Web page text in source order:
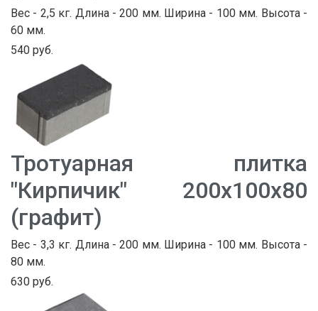
Вес - 2,5 кг. Длина - 200 мм. Ширина - 100 мм. Высота -
60 мм.
540 руб.
Тротуарная плитка
"Кирпичик" 200х100х80
(графит)
Вес - 3,3 кг. Длина - 200 мм. Ширина - 100 мм. Высота -
80 мм.
630 руб.